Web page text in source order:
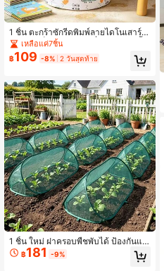
1 ชิ้น ตะกร้าซักรีดพิมพ์ลายไดโนเสาร์สีเ
ขียว, ถังเก็บของพับได้, ที่จัดระเบียบเสื้อ
ผ้า, ภาชนะเก็บของจุกจิกในห้องนอน ห้
องน้ำ ห้องพัก, ตะกร้าผ้าขนาดใหญ่พับไ
พื้นที่
เหลือแค่7ชิ้น
฿109 -8% 2 วันสุดท้าย
1 ชิ้น ใหม่ ฝาครอบพืชพับได้ ป้องกันแม
ลงและนก ฝาครอบต้นกล้าพับได้ขนาดใ
หญ่สำหรับการทำสวนในบ้าน ฝาครอบ
฿181 -9%